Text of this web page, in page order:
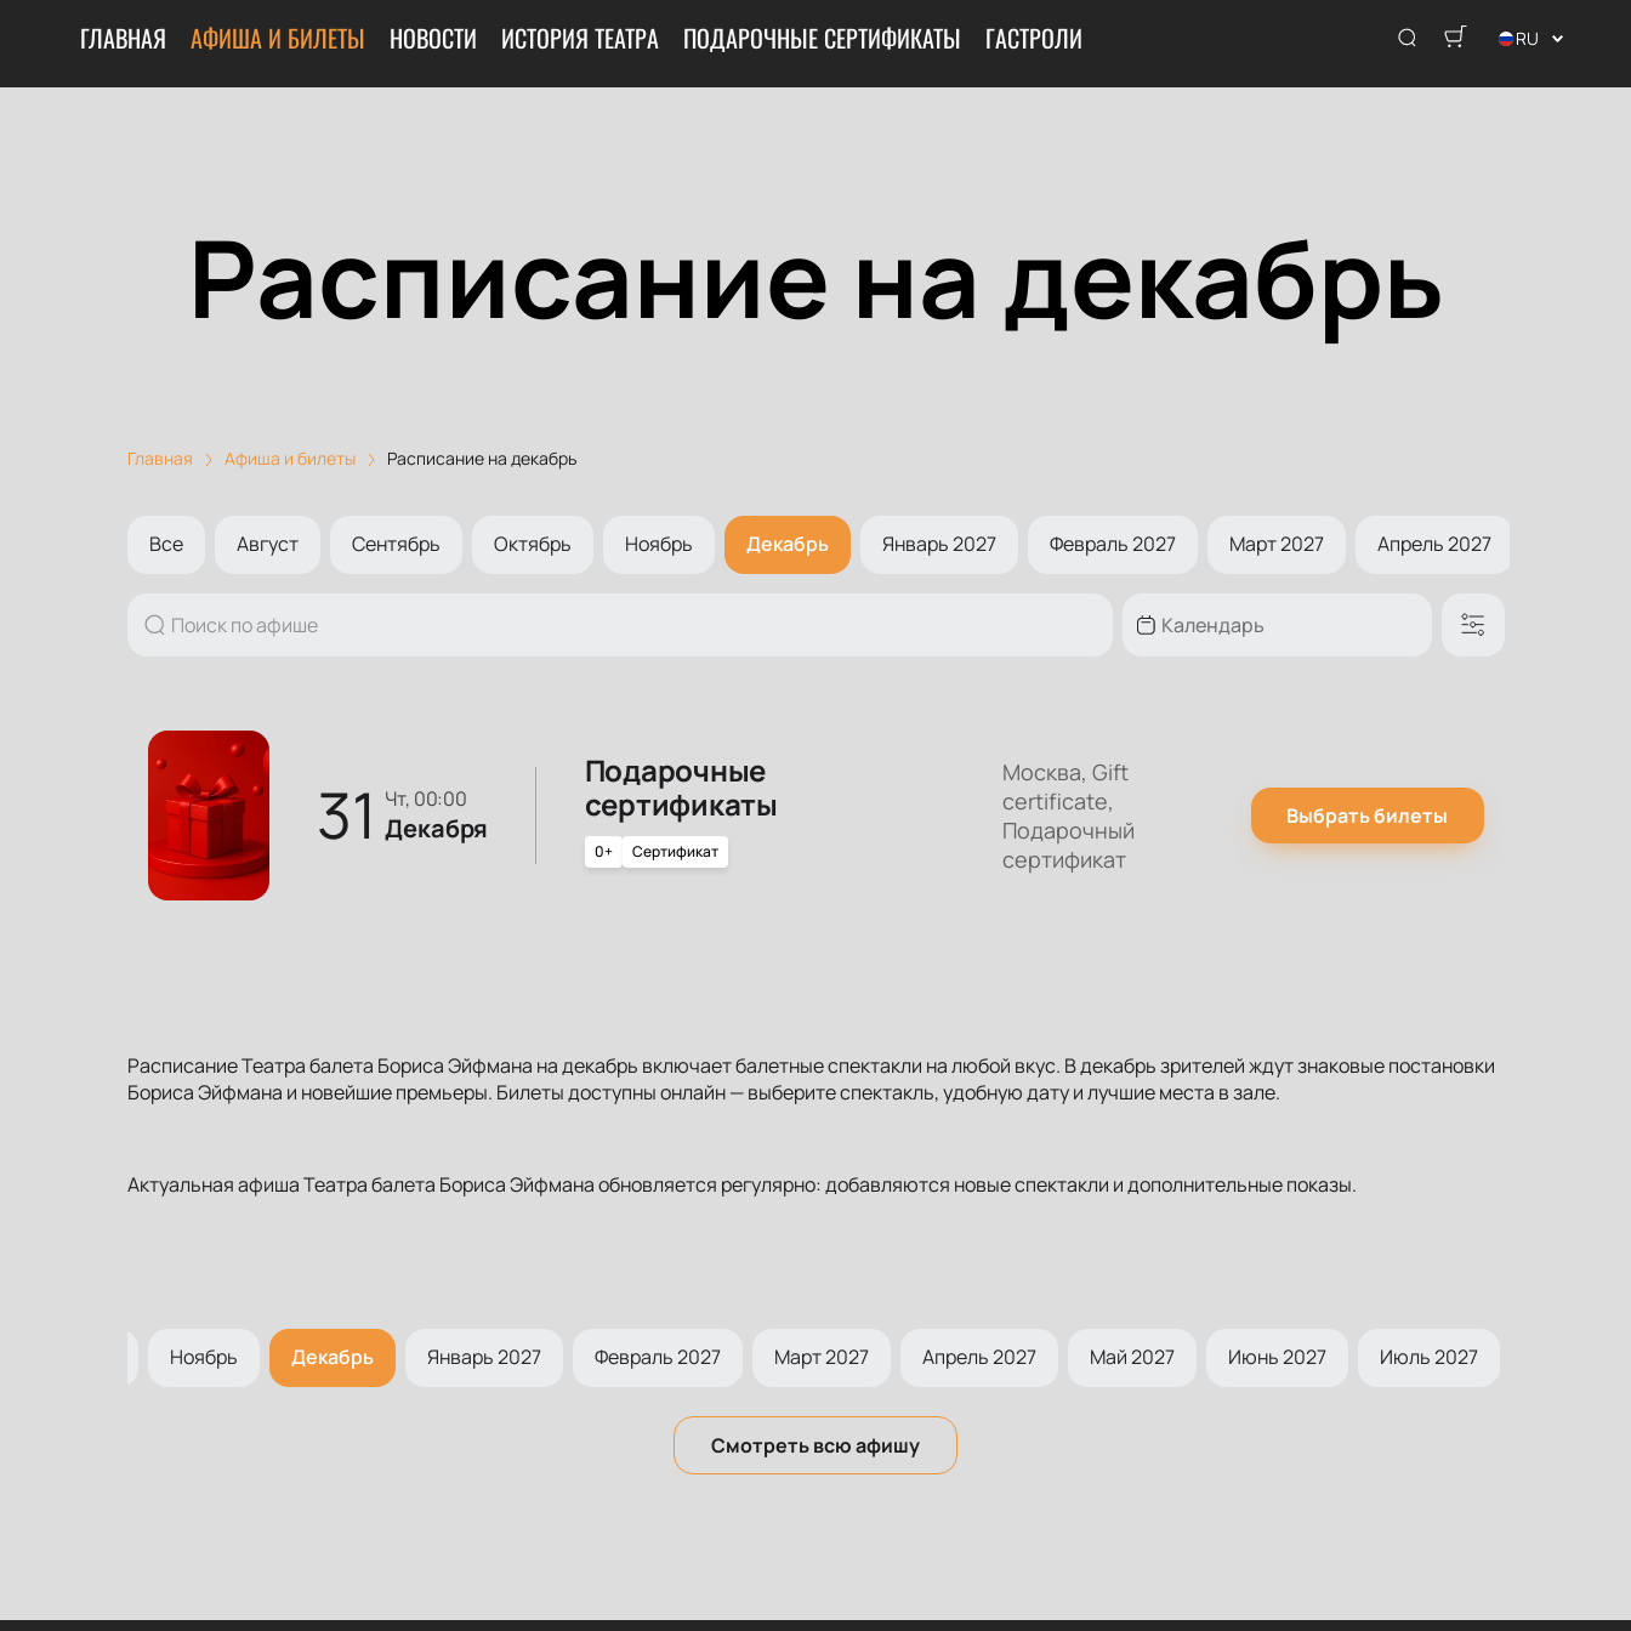
ГЛАВНАЯ АФИША И БИЛЕТЫ НОВОСТИ ИСТОРИЯ ТЕАТРА ПОДАРОЧНЫЕ СЕРТИФИКАТЫ ГАСТРОЛИ RU
Расписание на декабрь
Главная Афиша и билеты Расписание на декабрь
Все Август Сентябрь Октябрь Ноябрь Декабрь Январь 2027 Февраль 2027 Март 2027 Апрель 2027
31 чт, 00:00
Декабря
Подарочные
сертификаты
0+ Сертификат
Москва, Gift
certificate,
Подарочный
сертификат
Выбрать билеты
Расписание Театра балета Бориса Эйфмана на декабрь включает балетные спектакли на любой вкус. В декабрь зрителей ждут знаковые постановки
Бориса Эйфмана и новейшие премьеры. Билеты доступны онлайн — выберите спектакль, удобную дату и лучшие места в зале.
Актуальная афиша Театра балета Бориса Эйфмана обновляется регулярно: добавляются новые спектакли и дополнительные показы.
Ноябрь Декабрь Январь 2027 Февраль 2027 Март 2027 Апрель 2027 Май 2027 Июнь 2027 Июль 2027
Смотреть всю афишу